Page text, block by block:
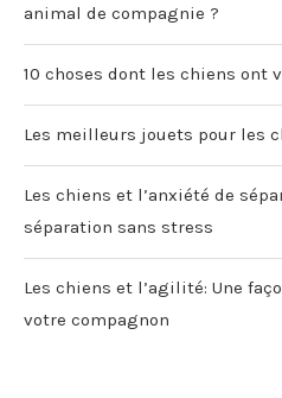
animal de compagnie ?
10 choses dont les chiens ont
Les meilleurs jouets pour les
Les chiens et l’anxiété de
séparation sans stress
Les chiens et l’agilité: Une
votre compagnon